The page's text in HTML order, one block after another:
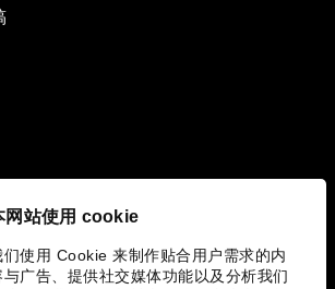
网站使用 cookie
们使用 Cookie 来制作贴合用户需求的内
与广告、提供社交媒体功能以及分析我们